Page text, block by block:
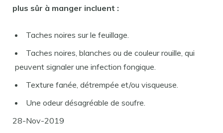
plus sûr à manger incluent :
Taches noires sur le feuillage.
Taches noires, blanches ou de couleur rouille, qui
peuvent signaler une infection fongique.
Texture fanée, détrempée et/ou visqueuse.
Une odeur désagréable de soufre.
28-Nov-2019